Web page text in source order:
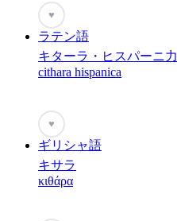
♥
ラテン語
キターラ・ヒスパーニ力
cithara hispanica
♥
ギリシャ語
キサラ
κιθάρα